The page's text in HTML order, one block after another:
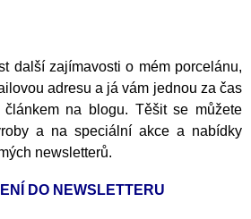
další zajímavosti o mém porcelánu,
adresu a já vám jednou za čas
na blogu. Těšit se můžete
a na speciální akce a nabídky
newsletterů.
DO NEWSLETTERU